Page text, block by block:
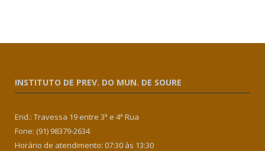
INSTITUTO DE PREV. DO MUN. DE SOURE
End.: Travessa 19 entre 3ª e 4ª Rua
Fone: (91) 98379-2634
Horário de atendimento: 07:30 às 13:30